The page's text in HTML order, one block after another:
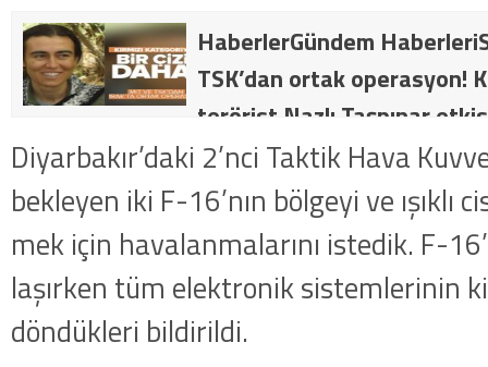
HaberlerGündem
TSK’dan ortak operasyon!
terörist Nazlı Taşpınar
dakika: MİT ve TSK’dan
kategorideki terörist Nazlı
getirildi .
Diyarbakır’daki 2’nci Taktik Hava
bekleyen iki F-16’nın bölgeyi ve
mek için havalanmalarını istedik. F-
laşırken tüm elektronik sistemlerinin
döndükleri bildirildi.